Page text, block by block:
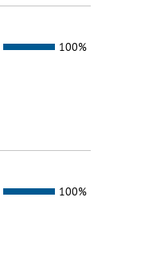
100%
100%